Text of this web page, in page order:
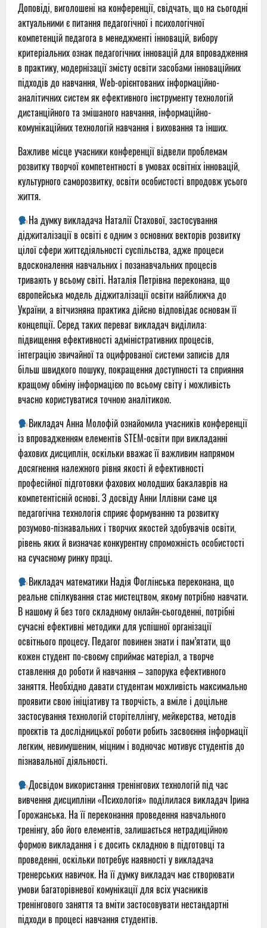
Доповіді, виголошені на конференції, свідчать, що на сьогодні
актуальними є питання педагогічної і психологічної
компетенцій педагога в менеджменті інновацій, вибору
критеріальних ознак педагогічних інновацій для впровадження
в практику, модернізації змісту освіти засобами інноваційних
підходів до навчання, Web-орієнтованих інформаційно-
аналітичних систем як ефективного інструменту технологій
дистанційного та змішаного навчання, інформаційно-
комунікаційних технологій навчання і виховання та інших.
Важливе місце учасники конференції відвели проблемам
розвитку творчої компетентності в умовах освітніх інновацій,
культурного саморозвитку, освіти особистості впродовж усього
життя.
На думку викладача Наталії Стахової, застосування
діджиталізації в освіті є одним з основних векторів розвитку
цілої сфери життєдіяльності суспільства, адже процеси
вдосконалення навчальних і позанавчальних процесів
тривають у всьому світі. Наталія Петрівна переконана, що
європейська модель діджиталізації освіти найближча до
України, а вітчизняна практика дійсно відповідає основам її
концепції. Серед таких переваг викладач виділила:
підвищення ефективності адміністративних процесів,
інтеграцію звичайної та оцифрованої системи записів для
більш швидкого пошуку, покращення доступності та сприяння
кращому обміну інформацією по всьому світу і можливість
вчасно користуватися точною аналітикою.
Викладач Анна Молофій ознайомила учасників конференції
із впровадженням елементів STEM-освіти при викладанні
фахових дисциплін, оскільки вважає її важливим напрямом
досягнення належного рівня якості й ефективності
професійної підготовки фахових молодших бакалаврів на
компетентісній основі. З досвіду Анни Іллівни саме ця
педагогічна технологія сприяє формуванню та розвитку
розумово-пізнавальних і творчих якостей здобувачів освіти,
рівень яких й визначає конкурентну спроможність особистості
на сучасному ринку праці.
Викладач математики Надія Фоглінська переконана, що
реальне спілкування стає мистецтвом, якому потрібно навчати.
В нашому й без того складному онлайн-сьогоденні, потрібні
сучасні ефективні методики для успішної організації
освітнього процесу. Педагог повинен знати і пам’ятати, що
кожен студент по-своєму сприймає матеріал, а творче
ставлення до роботи й навчання – запорука ефективного
заняття. Необхідно давати студентам можливість максимально
проявити свою ініціативу та творчість, а вміле і доцільне
застосування технологій сторітеллінгу, мейкерства, методів
проєктів та дослідницької роботи робить засвоєння інформації
легким, невимушеним, міцним і водночас мотивує студентів до
пізнавальної діяльності.
Досвідом використання тренінгових технологій під час
вивчення дисципліни «Психологія» поділилася викладач Ірина
Горожанська. На її переконання проведення навчального
тренінгу, або його елементів, залишається нетрадиційною
формою викладання і є досить складною в підготовці та
проведенні, оскільки потребує наявності у викладача
тренерських навичок. На її думку викладач має створювати
умови багаторівневої комунікації для всіх учасників
тренінгового заняття та вміти застосовувати нестандартні
підходи в процесі навчання студентів.